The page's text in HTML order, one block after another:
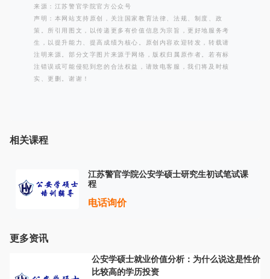
来源：江苏警官学院官方公众号
声明：本网站支持原创，关注国家教育法律、法规、制度、政
策。所引用图文，以传递更多有价值信息为宗旨，更好地服务考
生，以提升能力、提高成绩为核心。原创内容欢迎转发，转载请
注明来源。部分文字图片来源于网络，版权归属原作者。若有标
注错误或可能侵犯到您的合法权益，请致电客服，我们将及时核
实、更删。谢谢！
相关课程
江苏警官学院公安学硕士研究生初试笔试课
程
电话询价
更多资讯
公安学硕士就业价值分析：为什么说这是性价
比较高的学历投资